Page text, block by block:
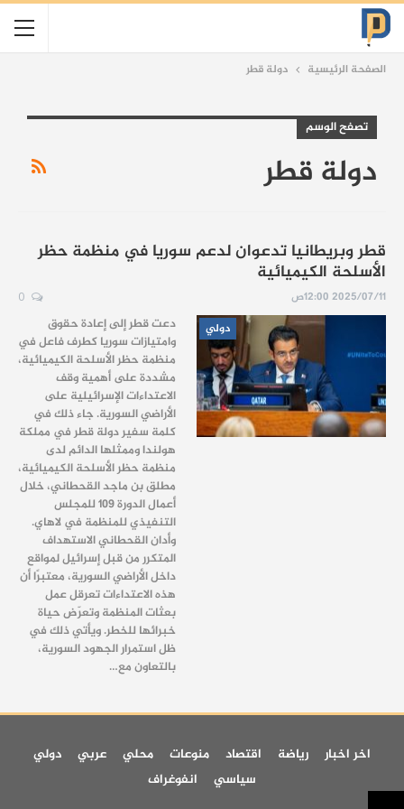
الصفحة الرئيسية دولة قطر
تصفح الوسم
دولة قطر
قطر وبريطانيا تدعوان لدعم سوريا في منظمة حظر
الأسلحة الكيميائية
2025/07/11 12:00ص
دولي
دعت قطر إلى إعادة حقوق
وامتيازات سوريا كطرف فاعل في
منظمة حظر الأسلحة الكيميائية،
مشددة على أهمية وقف
الاعتداءات الإسرائيلية على
الأراضي السورية. جاء ذلك في
كلمة سفير دولة قطر في مملكة
هولندا وممثلها الدائم لدى
منظمة حظر الأسلحة الكيميائية،
مطلق بن ماجد القحطاني، خلال
أعمال الدورة 109 للمجلس
التنفيذي للمنظمة في لاهاي.
وأدان القحطاني الاستهداف
المتكرر من قبل إسرائيل لمواقع
داخل الأراضي السورية، معتبرًا أن
هذه الاعتداءات تعرقل عمل
بعثات المنظمة وتعرّض حياة
خبرائها للخطر. ويأتي ذلك في
ظل استمرار الجهود السورية،
بالتعاون مع…
اخر اخبار رياضة اقتصاد منوعات محلي عربي
دولي
سياسي
انفوغراف